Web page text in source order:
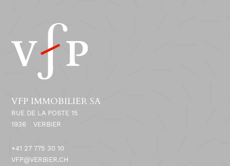
VFP IMMOBILIER SA
RUE DE LA POSTE 15
1936
VERBIER
+41 27 775 30 10
VFP@VERBIER.CH